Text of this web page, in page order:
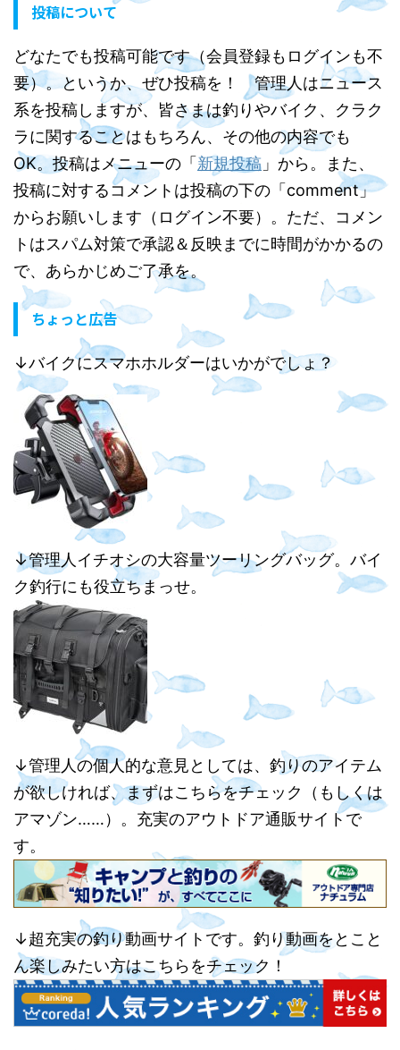
投稿について
どなたでも投稿可能です（会員登録もログインも不
要）。というか、ぜひ投稿を！ 管理人はニュース
系を投稿しますが、皆さまは釣りやバイク、クラク
ラに関することはもちろん、その他の内容でも
OK。投稿はメニューの「 新規投稿 」から。また、
投稿に対するコメントは投稿の下の「comment」
からお願いします（ログイン不要）。ただ、コメン
トはスパム対策で承認＆反映までに時間がかかるの
で、あらかじめご了承を。
ちょっと広告
↓バイクにスマホホルダーはいかがでしょ？
↓管理人イチオシの大容量ツーリングバッグ。バイ
ク釣行にも役立ちまっせ。
↓管理人の個人的な意見としては、釣りのアイテム
が欲しければ、まずはこちらをチェック（もしくは
アマゾン……）。充実のアウトドア通販サイトで
す。
↓超充実の釣り動画サイトです。釣り動画をとこと
ん楽しみたい方はこちらをチェック！